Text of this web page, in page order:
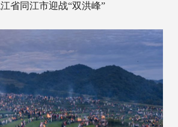
省同江市迎战“双洪峰”